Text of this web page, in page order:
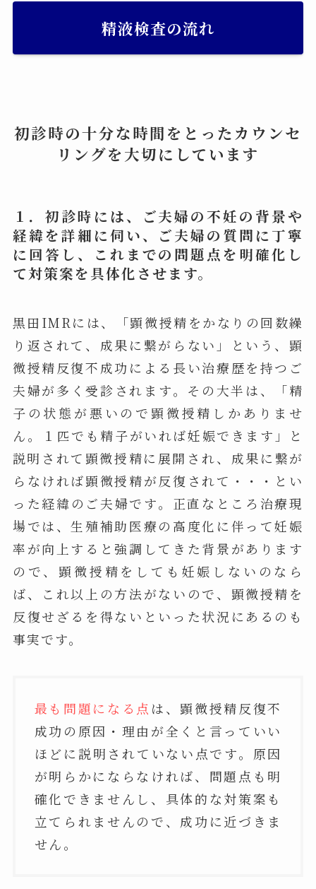
精液検査の流れ
初診時の十分な時間をとったカウンセ
リングを大切にしています
１．初診時には、ご夫婦の不妊の背景や
経緯を詳細に伺い、ご夫婦の質問に丁寧
に回答し、これまでの問題点を明確化し
て対策案を具体化させます。
黒田IMRには、「顕微授精をかなりの回数繰
り返されて、成果に繋がらない」という、顕
微授精反復不成功による長い治療歴を持つご
夫婦が多く受診されます。その大半は、「精
子の状態が悪いので顕微授精しかありませ
ん。１匹でも精子がいれば妊娠できます」と
説明されて顕微授精に展開され、成果に繋が
らなければ顕微授精が反復されて・・・とい
った経緯のご夫婦です。正直なところ治療現
場では、生殖補助医療の高度化に伴って妊娠
率が向上すると強調してきた背景があります
ので、顕微授精をしても妊娠しないのなら
ば、これ以上の方法がないので、顕微授精を
反復せざるを得ないといった状況にあるのも
事実です。
最も問題になる点 は、顕微授精反復不
成功の原因・理由が全くと言っていい
ほどに説明されていない点です。原因
が明らかにならなければ、問題点も明
確化できませんし、具体的な対策案も
立てられませんので、成功に近づきま
せん。